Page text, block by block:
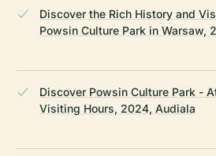
Discover the Rich History and
Powsin Culture Park in Warsaw,
Discover Powsin Culture Park -
Visiting Hours, 2024, Audiala